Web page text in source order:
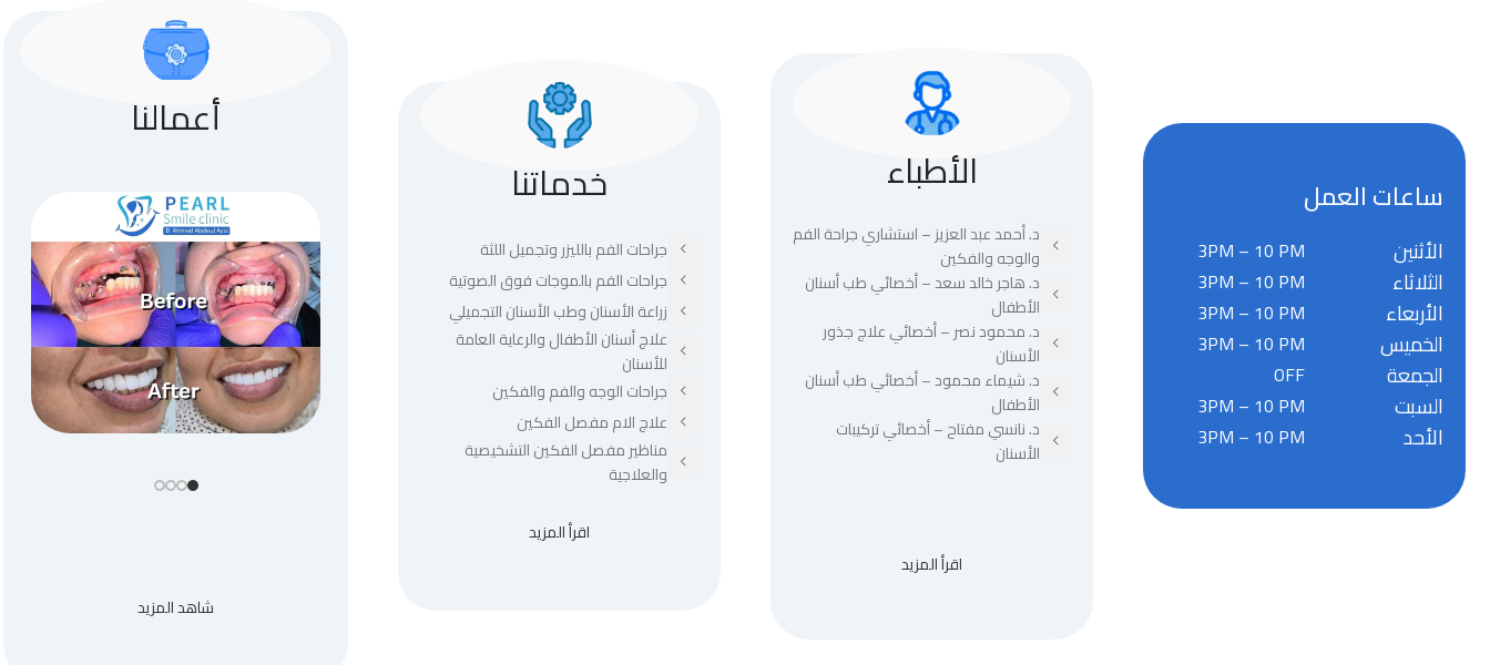
ساعات العمل
3PM – 10 PM الأثنين
3PM – 10 PM الثلاثاء
3PM – 10 PM الأربعاء
3PM – 10 PM الخميس
OFF الجمعة
3PM – 10 PM السبت
3PM – 10 PM الأحد
الأطباء
د. أحمد عبد العزيز – استشاري جراحة الفم
والوجه والفكين
د. هاجر خالد سعد – أخصائي طب أسنان
الأطفال
د. محمود نصر – أخصائي علاج جذور
الأسنان
د. شيماء محمود – أخصائي طب أسنان
الأطفال
د. نانسي مفتاح – أخصائي تركيبات
الأسنان
اقرأ المزيد
خدماتنا
جراحات الفم بالليزر وتجميل اللثة
جراحات الفم بالموجات فوق الصوتية
زراعة الأسنان وطب الأسنان التجميلي
علاج أسنان الأطفال والرعاية العامة
للأسنان
جراحات الوجه والفم والفكين
علاج الام مفصل الفكين
مناظير مفصل الفكين التشخيصية
والعلاجية
اقرأ المزيد
أعمالنا
شاهد المزيد